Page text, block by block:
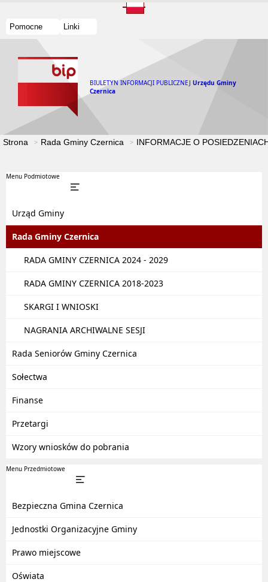
Pomocne Linki
BIULETYN INFORMACJI PUBLICZNEJ Urzędu Gminy
Czernica
Strona Rada Gminy Czernica INFORMACJE O
Menu Podmiotowe
Urząd Gminy
Rada Gminy Czernica
RADA GMINY CZERNICA 2024 - 2029
RADA GMINY CZERNICA 2018-2023
SKARGI I WNIOSKI
NAGRANIA ARCHIWALNE SESJI
Rada Seniorów Gminy Czernica
Sołectwa
Finanse
Przetargi
Wzory wniosków do pobrania
Menu Przedmiotowe
Bezpieczna Gmina Czernica
Jednostki Organizacyjne Gminy
Prawo miejscowe
Oświata